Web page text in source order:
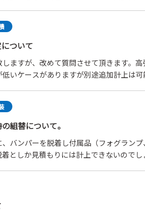
ついて
ますが、改めて質問させて頂きます。
いケースがありますが別途追加計上は可
組替について。
、バンパーを脱着し付属品（フォグラン
としか見積もりには計上できないので